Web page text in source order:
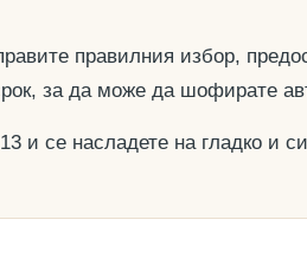
правилния избор,
за да може да шофирате
и се насладете на гладко и